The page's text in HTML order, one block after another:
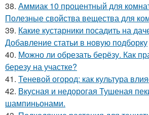
38. Аммиак 10 процентный для
Полезные свойства вещества для
39. Какие кустарники посадить на
Добавление статьи в новую подборку
40. Можно ли обрезать берёзу. Как
березу на участке?
41. Теневой огород: как культура
42. Вкусная и недорогая Тушеная
шампиньонами.